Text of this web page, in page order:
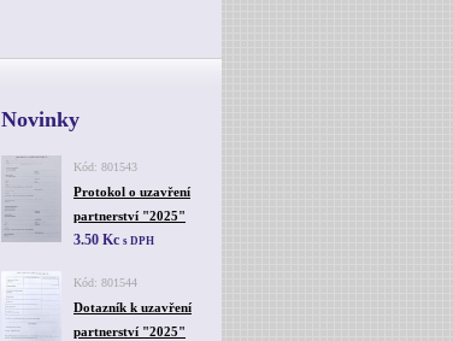
Novinky
Kód: 801543
Protokol o uzavření
partnerství "2025"
3.50 Kc s DPH
Kód: 801544
Dotazník k uzavření
partnerství "2025"